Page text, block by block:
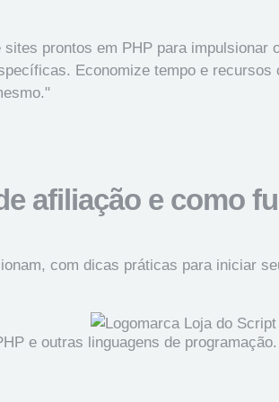
prontos em PHP para
Economize tempo e
afiliação e como
com dicas práticas para iniciar
e outras linguagens de programação.